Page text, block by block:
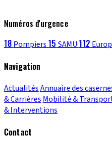
Numéros d'urgence
18 Pompiers 15 SAMU 112
Navigation
ActualitésAnnuaire des
& Carrières Mobilité &
& Interventions
Contact